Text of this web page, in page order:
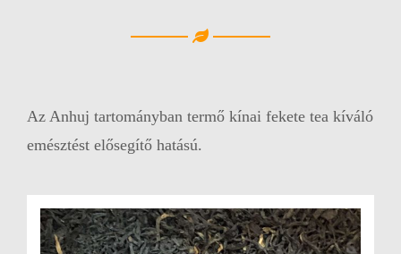
Az Anhuj tartományban termő kínai fekete tea kíváló
emésztést elősegítő hatású.